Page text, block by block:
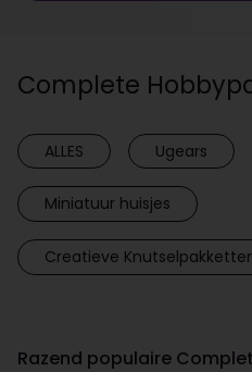
Complete
ALLES Ugears
Miniatuur huisjes
Creatieve
Razend populaire